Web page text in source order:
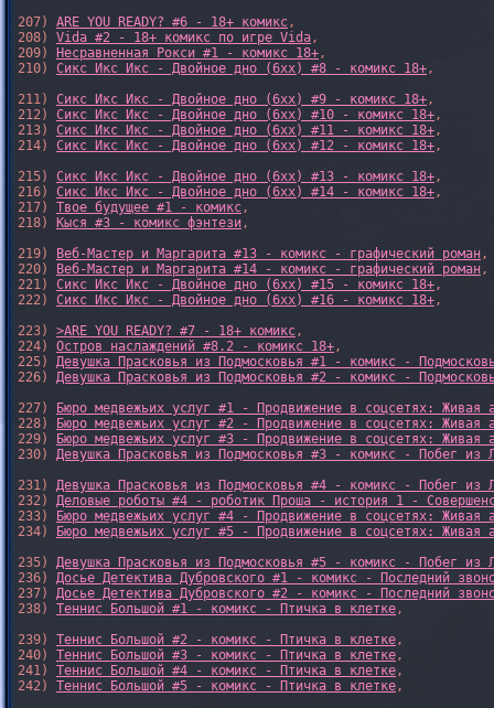
207) ARE YOU READY? #6 - 18+ комикс,
208) Vida #2 - 18+ комикс по игре Vida,
209)
Несравненная Рокси #1 - комикс 18+,
210) Сикс Икс Икс - Двойное дно (6xx) #8 - комикс 18+,
211) Сикс Икс Икс - Двойное дно (6xx) #9 - комикс 18+,
212) Сикс Икс Икс - Двойное дно (6xx) #10 - комикс 18+,
213) Сикс Икс Икс - Двойное дно (6xx) #11 - комикс 18+,
214) Сикс Икс Икс - Двойное дно (6xx) #12 - комикс 18+,
215) Сикс Икс Икс - Двойное дно (6xx) #13 - комикс 18+,
216) Сикс Икс Икс - Двойное дно (6xx) #14 - комикс 18+,
217) Твое будущее #1 - комикс,
218)
Кыся #3 - комикс фэнтези,
219)
Веб-Мастер и Маргарита #13 - комикс - графический роман,
220)
Веб-Мастер и Маргарита #14 - комикс - графический роман,
221) Сикс Икс Икс - Двойное дно (6xx) #15 - комикс 18+,
222) Сикс Икс Икс - Двойное дно (6xx) #16 - комикс 18+,
223) >ARE YOU READY? #7 - 18+ комикс,
224) Остров наслаждений #8.2 - комикс 18+,
225) Девушка Прасковья из Подмосковья #1 - комикс -
226) Девушка Прасковья из Подмосковья #2 - комикс -
227)
Бюро медвежьих услуг #1 - Продвижение в соцсетях: Живая
228)
Бюро медвежьих услуг #2 - Продвижение в соцсетях: Живая
229)
Бюро медвежьих услуг #3 - Продвижение в соцсетях: Живая
230) Девушка Прасковья из Подмосковья #3 - комикс - Побег из
231) Девушка Прасковья из Подмосковья #4 - комикс - Побег из
232) Деловые роботы #4 - роботик Проша - история 1 -
233)
Бюро медвежьих услуг #4 - Продвижение в соцсетях: Живая
234)
Бюро медвежьих услуг #5 - Продвижение в соцсетях: Живая
235) Девушка Прасковья из Подмосковья #5 - комикс - Побег из
236) Досье Детектива Дубровского #1 - комикс - Последний
237) Досье Детектива Дубровского #2 - комикс - Последний
238) Теннис Большой #1 - комикс - Птичка в клетке,
239) Теннис Большой #2 - комикс - Птичка в клетке,
240) Теннис Большой #3 - комикс - Птичка в клетке,
241) Теннис Большой #4 - комикс - Птичка в клетке,
242) Теннис Большой #5 - комикс - Птичка в клетке,